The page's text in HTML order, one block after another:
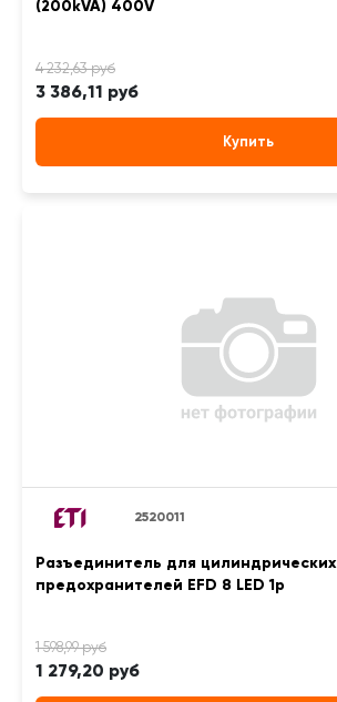
(200kVA) 400V
3 386,11 руб
Купить
2520011
Разъединитель для цилиндрических
предохранителей EFD 8 LED 1p
1 279,20 руб